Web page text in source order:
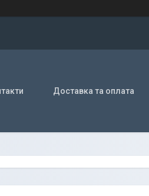
Доставка та оплата